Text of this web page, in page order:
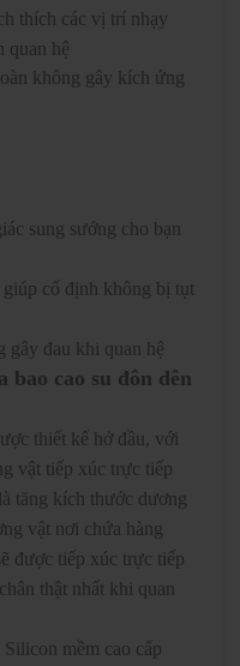
thích các vị trí nhạy
quan hệ
không gây kích ứng
sung sướng cho bạn
cố định không bị tụt
gây đau khi quan hệ
bao cao su đôn dên
thiết kế hở đầu, với
vật tiếp xúc trực tiếp
tăng kích thước dương
vật nơi chứa hàng
được tiếp xúc trực tiếp
thật nhất khi quan
mềm cao cấp